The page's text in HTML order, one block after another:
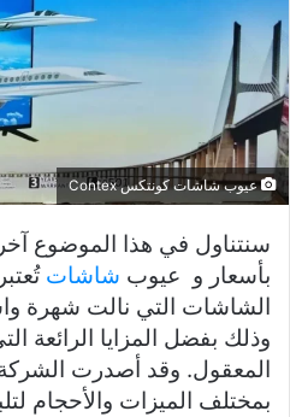
عيوب شاشات كونتكس Contex
سنتناول في هذا الموضوع آخر
بأسعار و عيوب شاشات
الشاشات التي نالت شهرة
وذلك بفضل المزايا الرائعة
المعقول. وقد أصدرت
بمختلف الميزات والأحجام